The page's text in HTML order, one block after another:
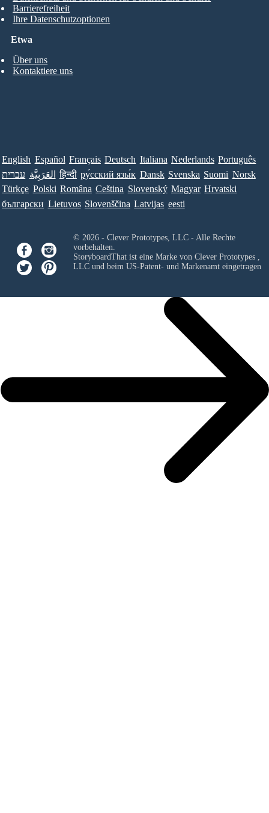
Etwa
Über uns
Kontaktiere uns
Barrierefreiheit
Ihre Datenschutzoptionen
English Español Français Deutsch Italiana Nederlands Português
עברית العَرَبِيَّة हिन्दी ру́сский язы́к Dansk Svenska Suomi Norsk
Türkçe Polski Româna Ceština Slovenský Magyar Hrvatski
български Lietuvos Slovenščina Latvijas eesti
© 2026 - Clever Prototypes, LLC - Alle Rechte
vorbehalten.
StoryboardThat ist eine Marke von Clever Prototypes ,
LLCund beim US-Patent- und Markenamt eingetragen